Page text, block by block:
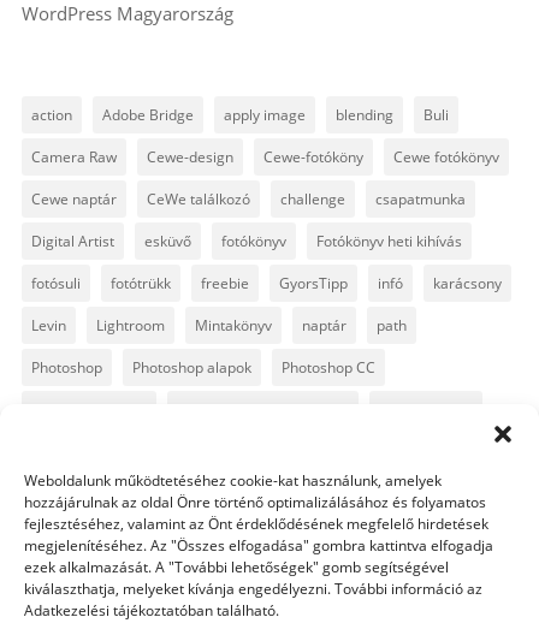
Weboldalunk működtetéséhez cookie-kat használunk, amelyek
hozzájárulnak az oldal Önre történő optimalizálásához és folyamatos
fejlesztéséhez, valamint az Önt érdeklődésének megfelelő hirdetések
megjelenítéséhez. Az "Összes elfogadása" gombra kattintva elfogadja
ezek alkalmazását. A "További lehetőségek" gomb segítségével
kiválaszthatja, melyeket kívánja engedélyezni. További információ az
Adatkezelési tájékoztatóban található.
WordPress Magyarország
action Adobe Bridge apply image blending Buli
Camera Raw Cewe-design Cewe-fotóköny Cewe fotókönyv
Cewe naptár CeWe találkozó challenge csapatmunka
Digital Artist esküvő fotókönyv Fotókönyv heti kihívás
fotósuli fotótrükk freebie GyorsTipp infó karácsony
Levin Lightroom Mintakönyv naptár path
Photoshop Photoshop alapok Photoshop CC
szövegszerkesztés template text Topaz trükkök
videó vintage